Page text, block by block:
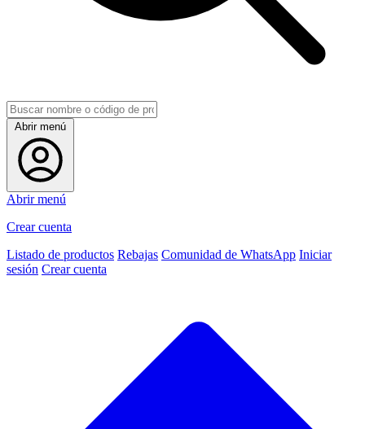
Abrir menú
Abrir menú
Crear cuenta
Listado de productos Rebajas Comunidad de WhatsApp Iniciar
sesión Crear cuenta